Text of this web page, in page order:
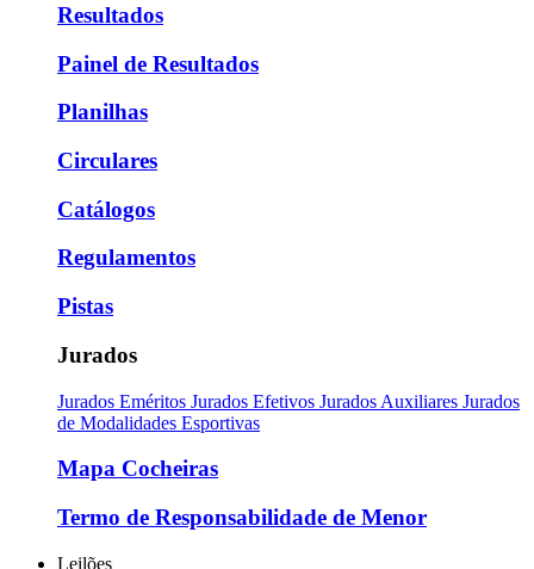
Resultados
Painel de Resultados
Planilhas
Circulares
Catálogos
Regulamentos
Pistas
Jurados
Jurados Eméritos Jurados Efetivos Jurados Auxiliares Jurados
de Modalidades Esportivas
Mapa Cocheiras
Termo de Responsabilidade de Menor
Leilões